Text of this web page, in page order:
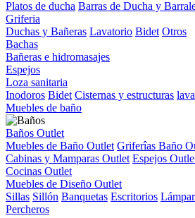
Platos de ducha Barras de Ducha y
Griferia
Duchas y Bañeras Lavatorio Bidet Otros
Bachas
Bañeras e hidromasajes
Espejos
Loza sanitaria
Inodoros Bidet Cisternas y estructuras
Muebles de baño
Baños Outlet
Muebles de Baño Outlet Griferîas Baño
Cabinas y Mamparas Outlet Espejos
Cocinas Outlet
Muebles de Diseño Outlet
Sillas Sillón Banquetas Escritorios
Percheros